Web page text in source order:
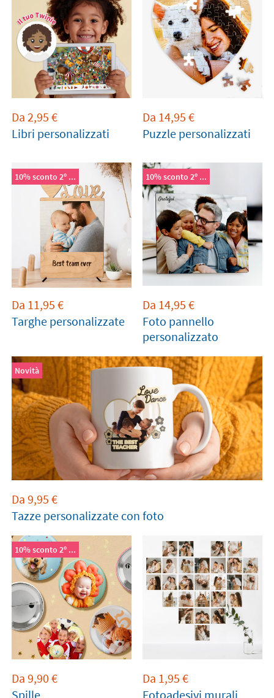
Da 2,95 €
Libri personalizzati
Da 14,95 €
Puzzle personalizzati
10% sconto 2º ...
Da 11,95 €
Targhe personalizzate
10% sconto 2º ...
Da 14,95 €
Foto pannello
personalizzato
Novità
Da 9,95 €
Tazze personalizzate con foto
10% sconto 2º ...
Da 9,90 €
Spille
Da 1,95 €
Fotoadesivi murali